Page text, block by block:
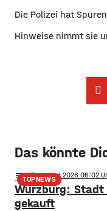
Die Polizei hat
Hinweise nimmt sie
Das könnte
TOPNEWS
notes 07. August 2026 06:02
Würzburg:
gekauft